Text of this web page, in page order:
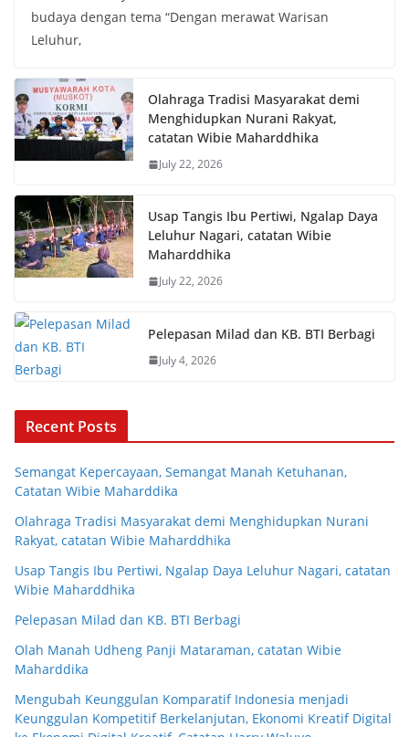
budaya dengan tema “Dengan merawat Warisan
Leluhur,
Olahraga Tradisi Masyarakat demi
Menghidupkan Nurani Rakyat,
catatan Wibie Maharddhika
July 22, 2026
Usap Tangis Ibu Pertiwi, Ngalap Daya
Leluhur Nagari, catatan Wibie
Maharddhika
July 22, 2026
Pelepasan Milad dan KB. BTI Berbagi
July 4, 2026
Recent Posts
Semangat Kepercayaan, Semangat Manah Ketuhanan,
Catatan Wibie Maharddika
Olahraga Tradisi Masyarakat demi Menghidupkan Nurani
Rakyat, catatan Wibie Maharddhika
Usap Tangis Ibu Pertiwi, Ngalap Daya Leluhur Nagari, catatan
Wibie Maharddhika
Pelepasan Milad dan KB. BTI Berbagi
Olah Manah Udheng Panji Mataraman, catatan Wibie
Maharddika
Mengubah Keunggulan Komparatif Indonesia menjadi
Keunggulan Kompetitif Berkelanjutan, Ekonomi Kreatif Digital